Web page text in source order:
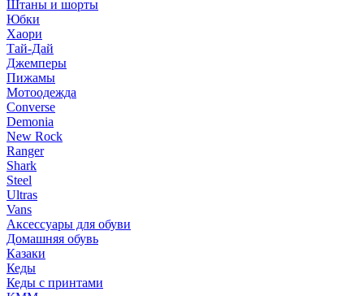
Штаны и шорты
Юбки
Хаори
Тай-Дай
Джемперы
Пижамы
Мотоодежда
Converse
Demonia
New Rock
Ranger
Shark
Steel
Ultras
Vans
Аксессуары для обуви
Домашняя обувь
Казаки
Кеды
Кеды с принтами